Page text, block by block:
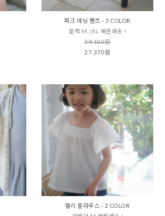
파크 데님 팬츠 - 3 COLOR
블랙 M,JXL 빠른배송 !
39,100원
27,370원
엘리 블라우스 - 2 COLOR